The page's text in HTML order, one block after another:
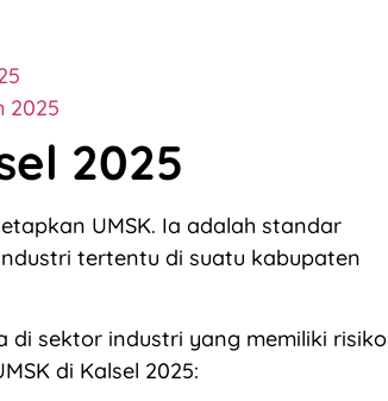
2025
2025
UMSK. Ia adalah standar
tertentu di suatu kabupaten
di sektor industri yang memiliki risiko
di Kalsel 2025: